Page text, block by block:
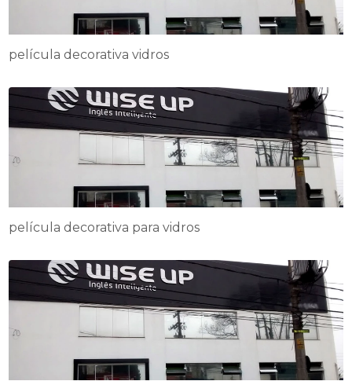
película decorativa vidros
película decorativa para vidros